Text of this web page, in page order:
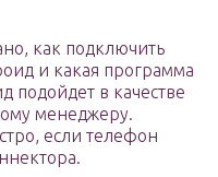
как подключить
и какая программа
подойдет в качестве
менеджеру.
если телефон